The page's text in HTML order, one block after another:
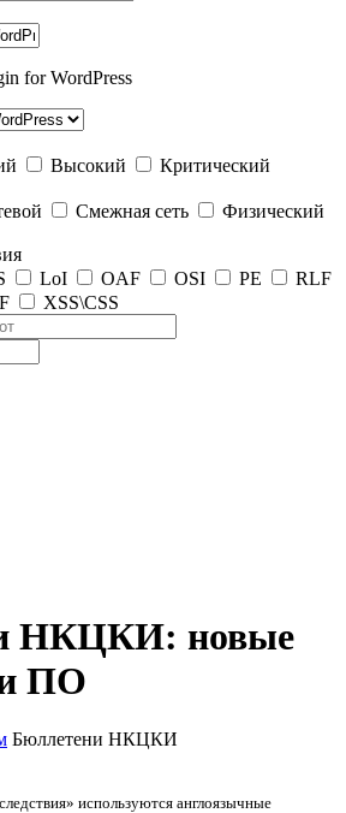
for WordPress
Высокий
Критический
Смежная сеть
Физический
LoI OAF OSI PE
RLF
XSS\CSS
НКЦКИ: новые
ПО
Бюллетени НКЦКИ
используются англоязычные